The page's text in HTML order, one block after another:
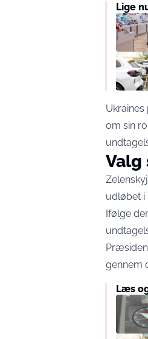
Lige
om sin
Valg
udløbet i
Ifølge
gennem
Læs